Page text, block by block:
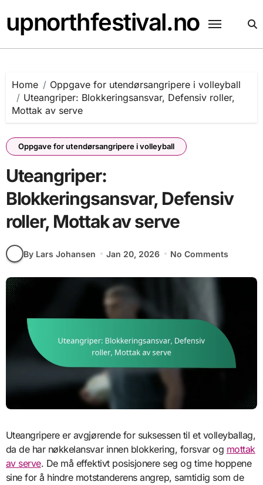
to
content
upnorthfestival.no
Home
Oppgave for utendørsangripere i volleyball
Uteangriper: Blokkeringsansvar, Defensiv roller,
Mottak av serve
Oppgave for utendørsangripere i volleyball
Uteangriper:
Blokkeringsansvar, Defensiv
roller, Mottak av serve
By Lars Johansen Jan 20, 2026 No Comments
Uteangripere er avgjørende for suksessen til et volleyballag,
da de har nøkkelansvar innen blokkering, forsvar og mottak
av serve. De må effektivt posisjonere seg og time hoppene
sine for å hindre motstanderens angrep, samtidig som de